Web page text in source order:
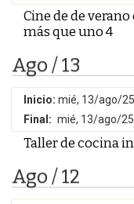
Cine de de
más que uno 4
Ago / 13
Inicio: mié, 13/ago/
Final: mié, 13/ago/
Taller de cocina
Ago / 12